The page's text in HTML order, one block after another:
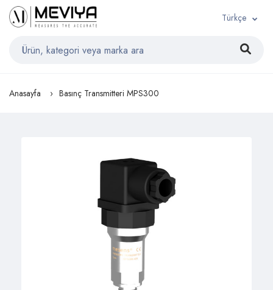
Türkçe
Anasayfa Basınç Transmitteri MPS300